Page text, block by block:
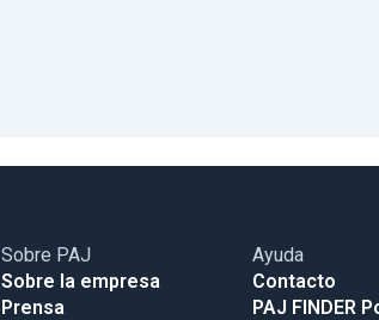
Sobre PAJ
Sobre la empresa
Prensa
Ayuda
Contacto
PAJ FINDER